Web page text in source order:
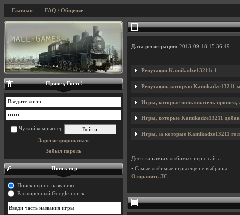
Главная FAQ / Общение
Дата регистрации: 2013-09-18 15:36:49
Репутация Kamikadze13211: 1
Репутация, которую Kamikadze13211
Игры, которые пользователь прошёл,
Игры, которые Kamikadze13211
Игры, за которые Kamikadze13211
Десятка самых любимых игр с сайта:
• Самые любимые игры еще не выбраны.
Отправить ЛС
Привет, Гость!
Чужой компьютер
Зарегистрироваться
Забыл пароль
Поиск игр
Поиск игр по названию
Расширенный Google-поиск